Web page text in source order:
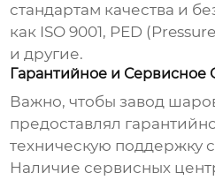
стандартам качества и
как ISO 9001, PED
и другие.
Гарантийное и
Важно, чтобызавод
предоставлял
техническую поддержку
Наличие сервисных